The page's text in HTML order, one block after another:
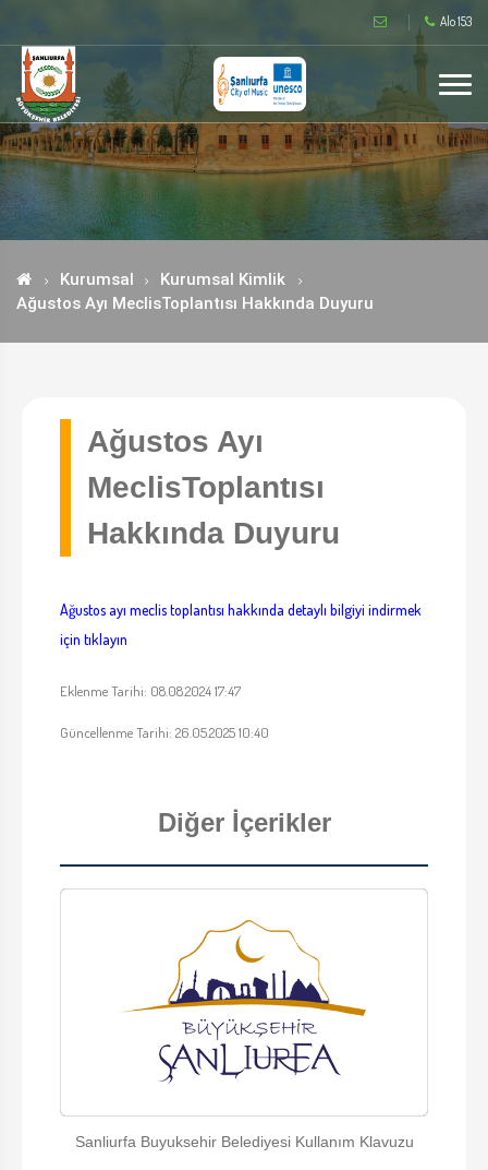
Alo 153
Kurumsal
Kurumsal Kimlik
Ağustos Ayı MeclisToplantısı Hakkında Duyuru
Ağustos Ayı
MeclisToplantısı
Hakkında Duyuru
Ağustos ayı meclis toplantısı hakkında detaylı bilgiyi indirmek
için tıklayın
Eklenme Tarihi: 08.08.2024 17:47
Güncellenme Tarihi: 26.05.2025 10:40
Diğer İçerikler
Sanliurfa Buyuksehir Belediyesi Kullanım Klavuzu